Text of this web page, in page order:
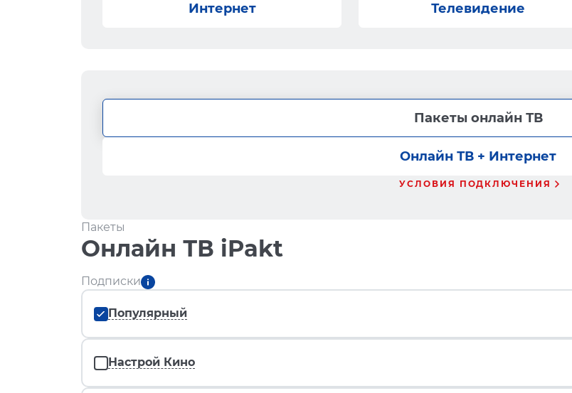
Интернет Телевидение
Пакеты онлайн ТВ
Онлайн ТВ + Интернет
УСЛОВИЯ ПОДКЛЮЧЕНИЯ
Пакеты
Онлайн ТВ iPakt
Подписки
Популярный
Настрой Кино